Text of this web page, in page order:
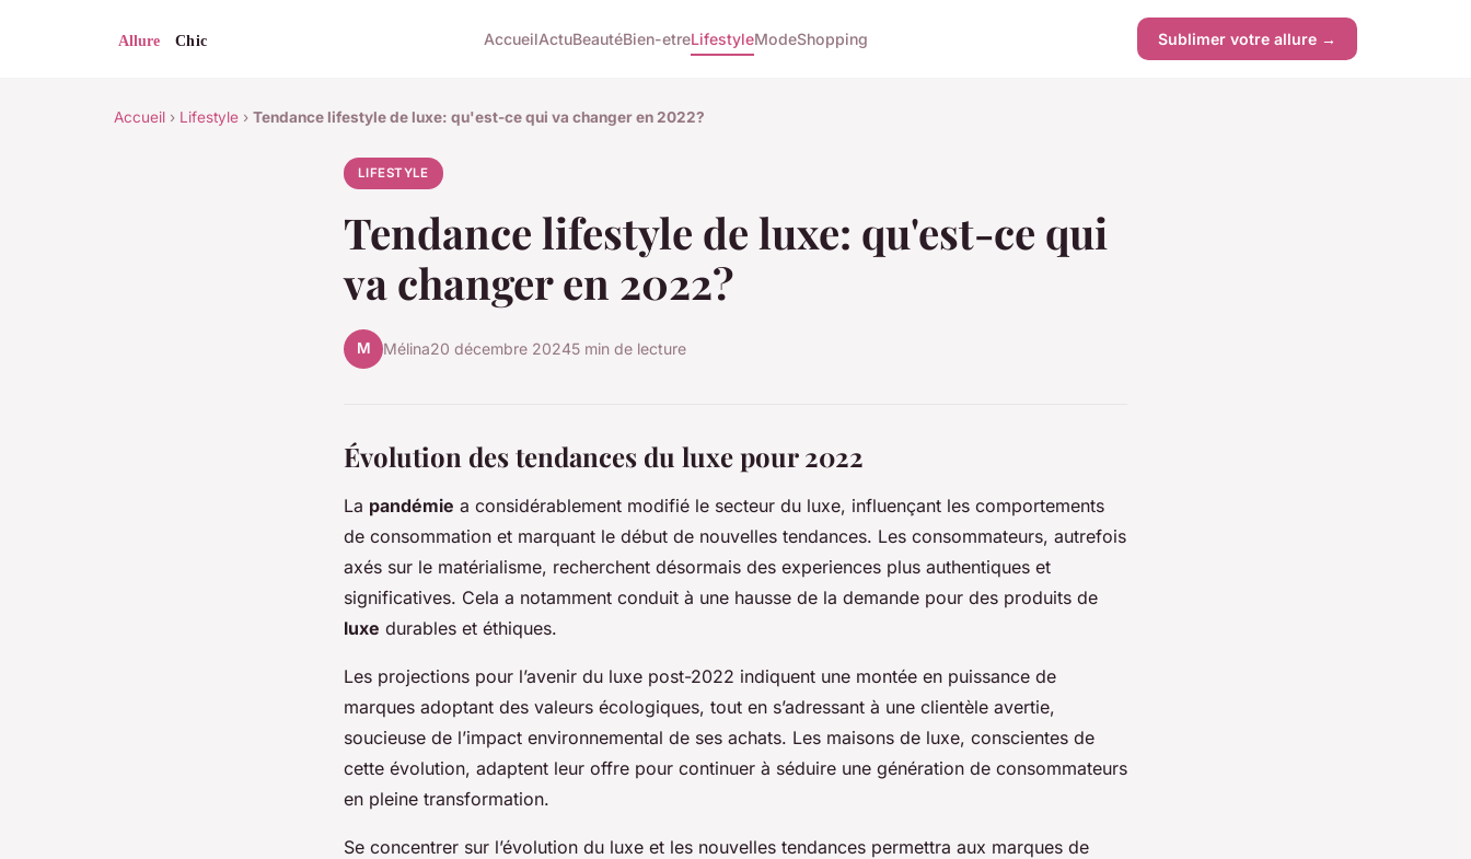
AccueilActuBeautéBien-etreLifestyleModeShopping Sublimer votre allure →
Accueil › Lifestyle › Tendance lifestyle de luxe: qu'est-ce qui va changer en 2022?
LIFESTYLE
Tendance lifestyle de luxe: qu'est-ce qui
va changer en 2022?
M Mélina20 décembre 20245 min de lecture
Évolution des tendances du luxe pour 2022
La pandémie a considérablement modifié le secteur du luxe, influençant les comportements
de consommation et marquant le début de nouvelles tendances. Les consommateurs, autrefois
axés sur le matérialisme, recherchent désormais des experiences plus authentiques et
significatives. Cela a notamment conduit à une hausse de la demande pour des produits de
luxe durables et éthiques.
Les projections pour l’avenir du luxe post-2022 indiquent une montée en puissance de
marques adoptant des valeurs écologiques, tout en s’adressant à une clientèle avertie,
soucieuse de l’impact environnemental de ses achats. Les maisons de luxe, conscientes de
cette évolution, adaptent leur offre pour continuer à séduire une génération de consommateurs
en pleine transformation.
Se concentrer sur l’évolution du luxe et les nouvelles tendances permettra aux marques de